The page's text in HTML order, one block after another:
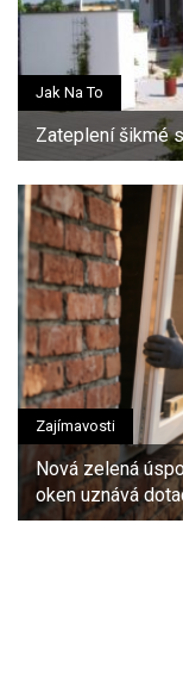
Jak Na To
Zateplení
Zajímavosti
Nová zelená
oken uznává